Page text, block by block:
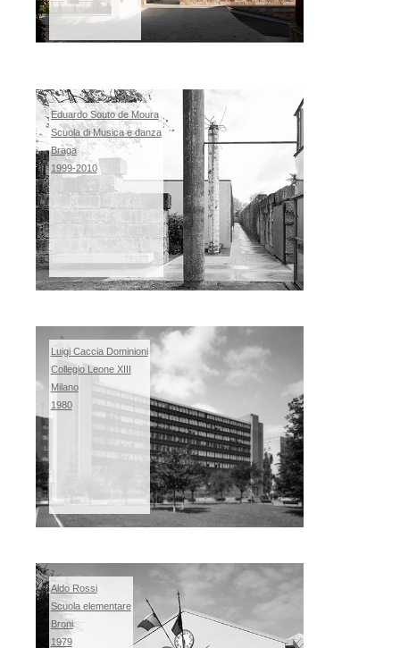
Eduardo Souto de Moura
Scuola di Musica e danza
Braga
1999-2010
Luigi Caccia Dominioni
Collegio Leone XIII
Milano
1980
Aldo Rossi
Scuola elementare
Broni
1979